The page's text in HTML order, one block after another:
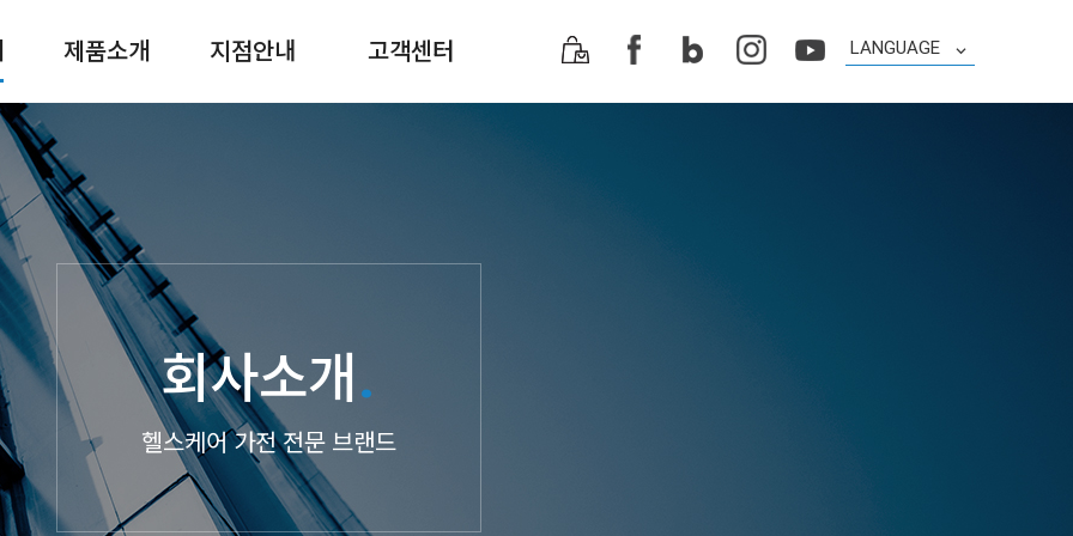
제품소개 지점안내 고객센터 LANGUAGE
회사소개 .
헬스케어 가전 전문 브랜드